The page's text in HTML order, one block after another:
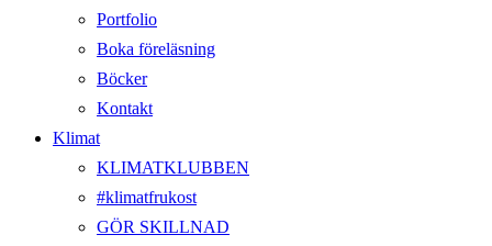
Portfolio
Boka föreläsning
Böcker
Kontakt
Klimat
KLIMATKLUBBEN
#klimatfrukost
GÖR SKILLNAD